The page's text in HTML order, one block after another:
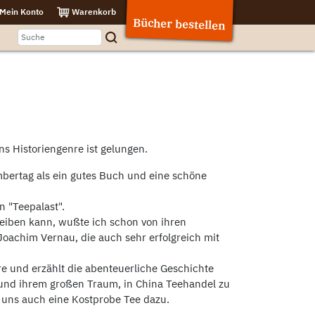
Konto Warenkorb
Bücher bestellen
Historiengenre ist gelungen.
als ein gutes Buch und eine schöne
"Teepalast".
kann, wußte ich schon von ihren
Vernau, die auch sehr erfolgreich mit
und erzählt die abenteuerliche Geschichte
ihrem großen Traum, in China Teehandel zu
auch eine Kostprobe Tee dazu.